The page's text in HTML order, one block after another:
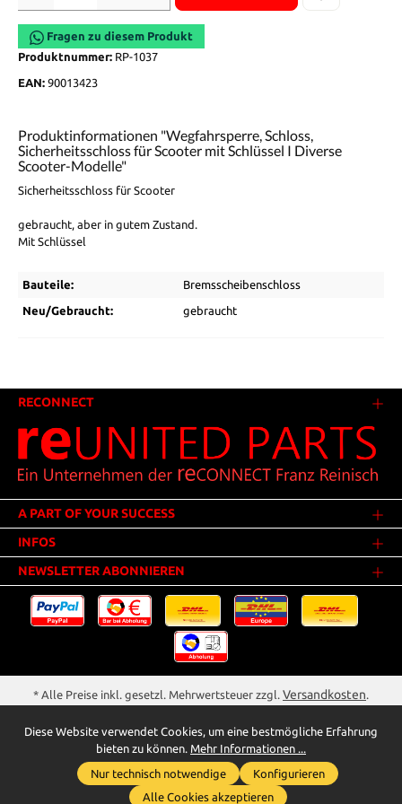
Fragen zu diesem Produkt
Produktnummer: RP-1037
EAN: 90013423
Produktinformationen "Wegfahrsperre, Schloss,
Sicherheitsschloss für Scooter mit Schlüssel I Diverse
Scooter-Modelle"
Sicherheitsschloss für Scooter
gebraucht, aber in gutem Zustand.
Mit Schlüssel
Bauteile: Bremsscheibenschloss
Neu/Gebraucht: gebraucht
RECONNECT
A PART OF YOUR SUCCESS
INFOS
NEWSLETTER ABONNIEREN
* Alle Preise inkl. gesetzl. Mehrwertsteuer zzgl. Versandkosten.
** Der Verkauf unterliegt der Differenzbesteuerung gem. § 25a UStG
(Gebrauchtgegenstände/Sonderregelung). Ein gesonderter Ausweis der
Umsatzsteuer bei gebrauchten oder wiederaufbereiteten Gegenständen
wird deshalb nicht vorgenommen.Whatsapp für Anfragen
Diese Website verwendet Cookies, um eine bestmögliche Erfahrung
bieten zu können. Mehr Informationen ...
Nur technisch notwendige
Konfigurieren
Alle Cookies akzeptieren